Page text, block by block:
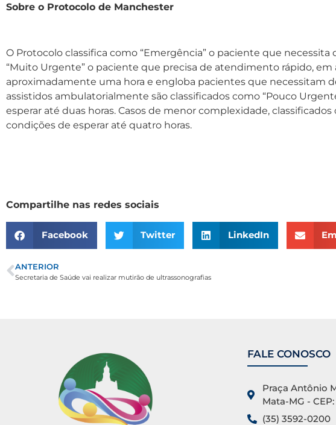
Sobre o Protocolo de Manchester
O Protocolo classifica como “Emergência” o paciente que
“Muito Urgente” o paciente que precisa de atendimento rápido,
aproximadamente uma hora e engloba pacientes que necessitam
assistidos ambulatorialmente são classificados como “Pouco
esperar até duas horas. Casos de menor complexidade,
condições de esperar até quatro horas.
Compartilhe nas redes sociais
Facebook Twitter LinkedIn
ANTERIOR
Secretaria de Saúde vai realizar mutirão de ultrassonografias
FALE CONOSCO
Praça Antônio
Mata-MG -
(35) 3592-0200